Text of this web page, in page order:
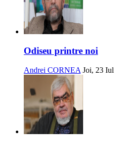
Odiseu printre noi
Andrei CORNEA Joi, 23 Iul